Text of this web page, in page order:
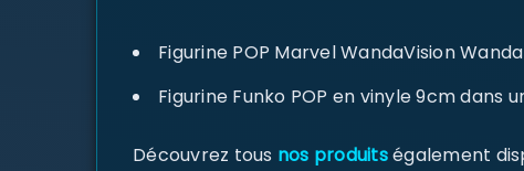
Figurine POP Marvel WandaVision
Figurine Funko POP en vinyle 9cm dans
Découvrez tous nos produitségalement